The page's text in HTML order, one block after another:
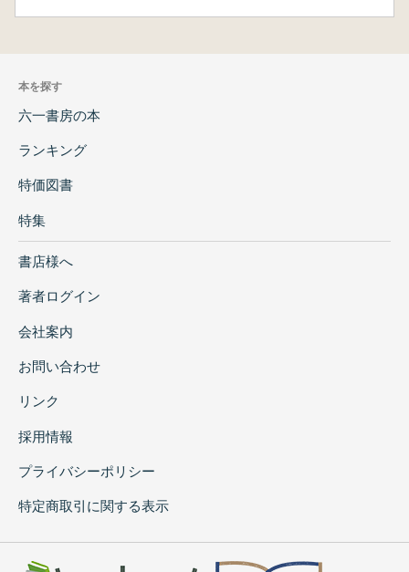
地域研究の思い出 山田 時夫…125
神通川流域の人々とくらし 五十嵐俊子…
129
村 光治…131
民俗学への誘い ―越中に「豆植え棒」を求め
庶民の生活史 加藤 享子…139
浄土真宗と民俗 高谷 純夫…145
郷土文学に魅惑されて 立野 幸雄…148
富山の文学に興味を持つ若い友人へ 近藤
一図書館職員の書誌づくり 太田 久夫…
図書館運動の歴史 参納 哲郎…159
本を探す
六一書房の本
ランキング
特価図書
特集
書店様へ
著者ログイン
会社案内
お問い合わせ
リンク
採用情報
プライバシーポリシー
特定商取引に関する表示